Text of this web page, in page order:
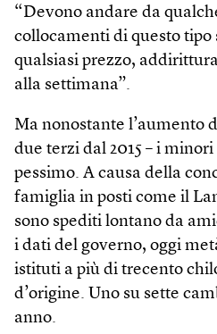
“Devono andare da
collocamenti di questo tipo
qualsiasi prezzo,
alla settimana”.
Ma nonostante l’aumento
due terzi dal 2015 – i
pessimo. A causa della
famiglia in posti come il
sono spediti lontano da
i dati del governo, oggi
istituti a più di trecento
d’origine. Uno su sette
anno.